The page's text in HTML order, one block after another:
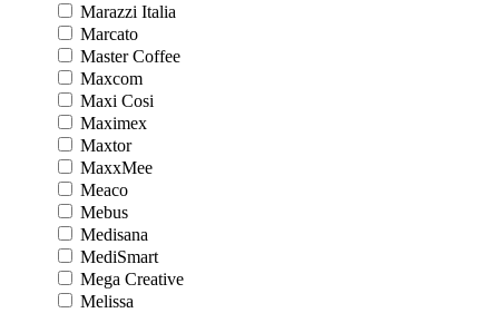
Marazzi Italia
Marcato
Master Coffee
Maxcom
Maxi Cosi
Maximex
Maxtor
MaxxMee
Meaco
Mebus
Medisana
MediSmart
Mega Creative
Melissa